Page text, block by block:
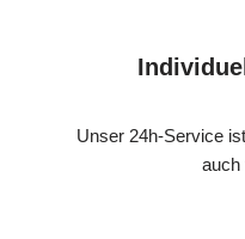
Unser 24h-Service
auch